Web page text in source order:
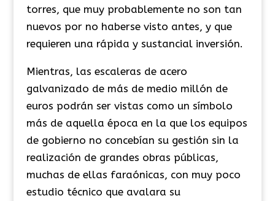
torres, que muy probablemente no son tan
nuevos por no haberse visto antes, y que
requieren una rápida y sustancial inversión.
Mientras, las escaleras de acero
galvanizado de más de medio millón de
euros podrán ser vistas como un símbolo
más de aquella época en la que los equipos
de gobierno no concebían su gestión sin la
realización de grandes obras públicas,
muchas de ellas faraónicas, con muy poco
estudio técnico que avalara su